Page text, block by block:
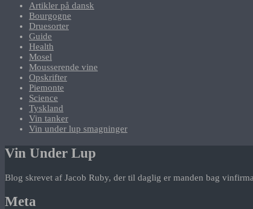
Artikler på dansk
Bourgogne
Druesorter
Guide
Health
Mosel
Mousserende vine
Opskrifter
Piemonte
Science
Tyskland
Vin tanker
Vin under lup smagninger
Vin Under Lup
Blog skrevet af Jacob Ruby, der til daglig er manden bag
Meta